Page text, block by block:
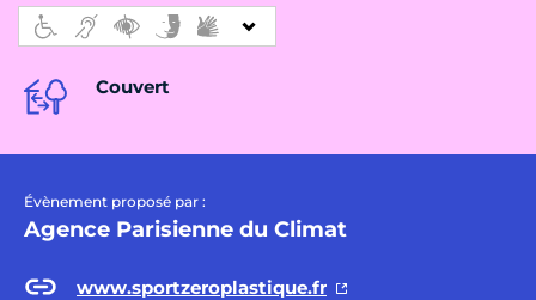
Couvert
Évènement proposé par :
Agence Parisienne du Climat
www.sportzeroplastique.fr